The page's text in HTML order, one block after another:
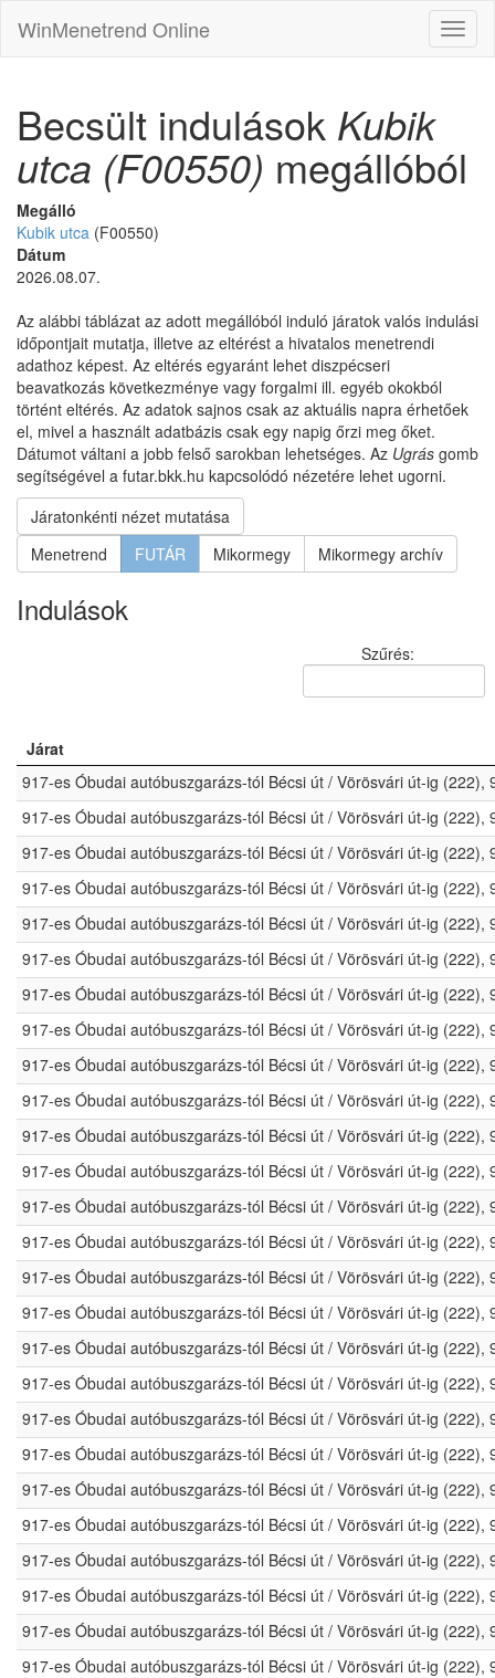
WinMenetrend Online
Becsült indulások Kubik
utca (F00550) megállóból
Megálló
Kubik utca (F00550)
Dátum
2026.08.07.
Az alábbi táblázat az adott megállóból induló járatok valós indulási
időpontjait mutatja, illetve az eltérést a hivatalos menetrendi
adathoz képest. Az eltérés egyaránt lehet diszpécseri
beavatkozás következménye vagy forgalmi ill. egyéb okokból
történt eltérés. Az adatok sajnos csak az aktuális napra érhetőek
el, mivel a használt adatbázis csak egy napig őrzi meg őket.
Dátumot váltani a jobb felső sarokban lehetséges. Az Ugrás gomb
segítségével a futar.bkk.hu kapcsolódó nézetére lehet ugorni.
Járatonkénti nézet mutatása
Menetrend
FUTÁR Mikormegy Mikormegy archív
Indulások
Szűrés:
Járat
917-es Óbudai autóbuszgarázs-tól Bécsi út / Vörösvári út-ig
917-es Óbudai autóbuszgarázs-tól Bécsi út / Vörösvári út-ig
917-es Óbudai autóbuszgarázs-tól Bécsi út / Vörösvári út-ig
917-es Óbudai autóbuszgarázs-tól Bécsi út / Vörösvári út-ig
917-es Óbudai autóbuszgarázs-tól Bécsi út / Vörösvári út-ig
917-es Óbudai autóbuszgarázs-tól Bécsi út / Vörösvári út-ig
917-es Óbudai autóbuszgarázs-tól Bécsi út / Vörösvári út-ig
917-es Óbudai autóbuszgarázs-tól Bécsi út / Vörösvári út-ig
917-es Óbudai autóbuszgarázs-tól Bécsi út / Vörösvári út-ig
917-es Óbudai autóbuszgarázs-tól Bécsi út / Vörösvári út-ig
917-es Óbudai autóbuszgarázs-tól Bécsi út / Vörösvári út-ig
917-es Óbudai autóbuszgarázs-tól Bécsi út / Vörösvári út-ig
917-es Óbudai autóbuszgarázs-tól Bécsi út / Vörösvári út-ig
917-es Óbudai autóbuszgarázs-tól Bécsi út / Vörösvári út-ig
917-es Óbudai autóbuszgarázs-tól Bécsi út / Vörösvári út-ig
917-es Óbudai autóbuszgarázs-tól Bécsi út / Vörösvári út-ig
917-es Óbudai autóbuszgarázs-tól Bécsi út / Vörösvári út-ig
917-es Óbudai autóbuszgarázs-tól Bécsi út / Vörösvári út-ig
917-es Óbudai autóbuszgarázs-tól Bécsi út / Vörösvári út-ig
917-es Óbudai autóbuszgarázs-tól Bécsi út / Vörösvári út-ig
917-es Óbudai autóbuszgarázs-tól Bécsi út / Vörösvári út-ig
917-es Óbudai autóbuszgarázs-tól Bécsi út / Vörösvári út-ig
917-es Óbudai autóbuszgarázs-tól Bécsi út / Vörösvári út-ig
917-es Óbudai autóbuszgarázs-tól Bécsi út / Vörösvári út-ig
917-es Óbudai autóbuszgarázs-tól Bécsi út / Vörösvári út-ig
917-es Óbudai autóbuszgarázs-tól Bécsi út / Vörösvári út-ig